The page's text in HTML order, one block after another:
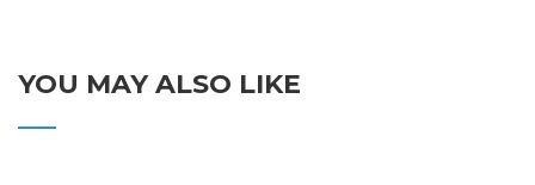
YOU MAY ALSO LIKE